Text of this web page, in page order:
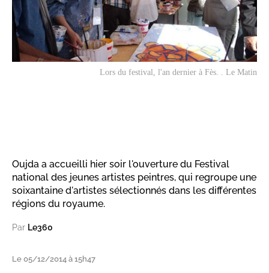
Lors du festival, l'an dernier à Fès. . Le Matin
Oujda a accueilli hier soir l'ouverture du Festival
national des jeunes artistes peintres, qui regroupe une
soixantaine d'artistes sélectionnés dans les différentes
régions du royaume.
Par Le360
Le 05/12/2014 à 15h47